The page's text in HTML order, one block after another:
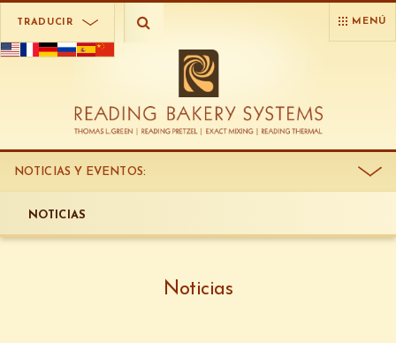
TRADUCIR MENÚ
NOTICIAS Y EVENTOS:
NOTICIAS
Noticias